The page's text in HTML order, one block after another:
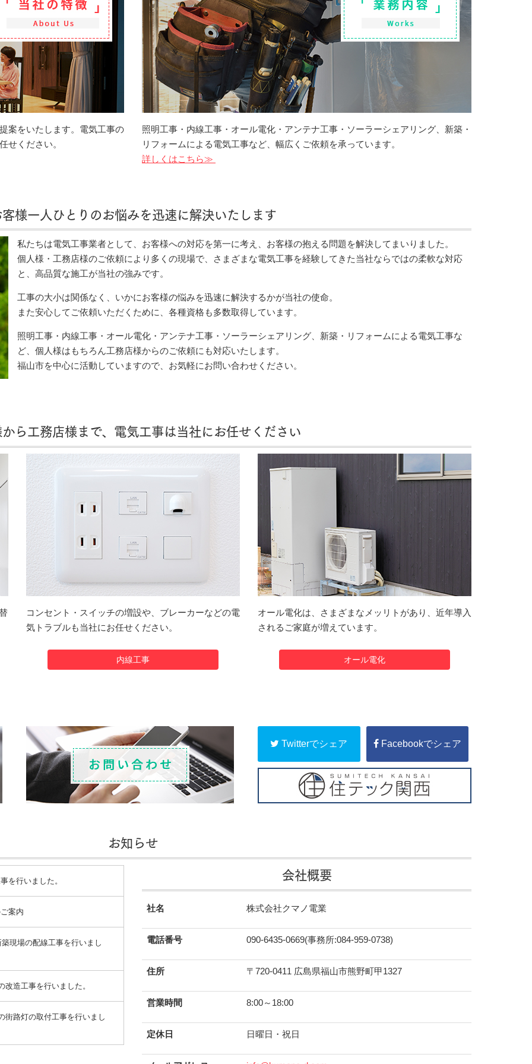
案をいたします。電気工事の
せください。
照明工事・内線工事・オール電化・アンテナ工事・ソーラーシェアリング、新築・
リフォームによる電気工事など、幅広くご依頼を承っています。
詳しくはこちら≫
様一人ひとりのお悩みを迅速に解決いたします
私たちは電気工事業者として、お客様への対応を第一に考え、お客様の抱える問題を解決してまいりました。
個人様・工務店様のご依頼により多くの現場で、さまざまな電気工事を経験してきた当社ならではの柔軟な対応
と、高品質な施工が当社の強みです。
工事の大小は関係なく、いかにお客様の悩みを迅速に解決するかが当社の使命。
また安心してご依頼いただくために、各種資格も多数取得しています。
照明工事・内線工事・オール電化・アンテナ工事・ソーラーシェアリング、新築・リフォームによる電気工事な
ど、個人様はもちろん工務店様からのご依頼にも対応いたします。
福山市を中心に活動していますので、お気軽にお問い合わせください。
ら工務店様まで、電気工事は当社にお任せください
コンセント・スイッチの増設や、ブレーカーなどの電
気トラブルも当社にお任せください。
内線工事
オール電化は、さまざまなメッリトがあり、近年導入
されるご家庭が増えています。
オール電化
Twitterでシェア Facebookでシェア
お知らせ
を行いました。
案内
現場の配線工事を行いまし
改造工事を行いました。
街路灯の取付工事を行いまし
会社概要
社名 株式会社クマノ電業
電話番号 090-6435-0669(事務所:084-959-0738)
住所 〒720-0411 広島県福山市熊野町甲1327
営業時間 8:00～18:00
定休日 日曜日・祝日